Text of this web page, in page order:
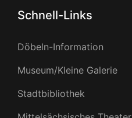
Schnell-Links
Döbeln-Information
Museum/Kleine Galerie
Stadtbibliothek